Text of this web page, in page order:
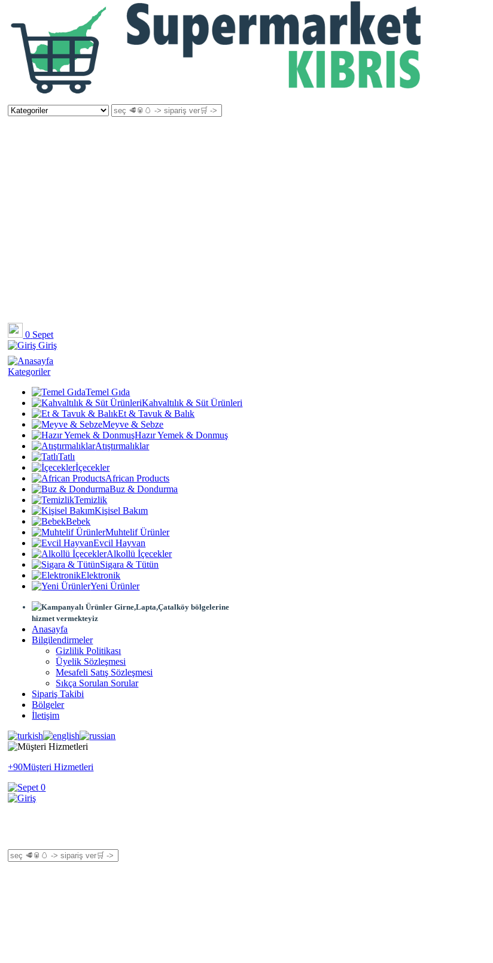
0 Sepet
Giriş
Kategoriler
Temel Gıda
Kahvaltılık & Süt Ürünleri
Et & Tavuk & Balık
Meyve & Sebze
Hazır Yemek & Donmuş
Atıştırmalıklar
Tatlı
İçecekler
African Products
Buz & Dondurma
Temizlik
Kişisel Bakım
Bebek
Muhtelif Ürünler
Evcil Hayvan
Alkollü İçecekler
Sigara & Tütün
Elektronik
Yeni Ürünler
Girne,Lapta,Çatalköy bölgelerine
hizmet vermekteyiz
Anasayfa
Bilgilendirmeler
Gizlilik Politikası
Üyelik Sözleşmesi
Mesafeli Satış Sözleşmesi
Sıkça Sorulan Sorular
Sipariş Takibi
Bölgeler
İletişim
+90Müşteri Hizmetleri
0